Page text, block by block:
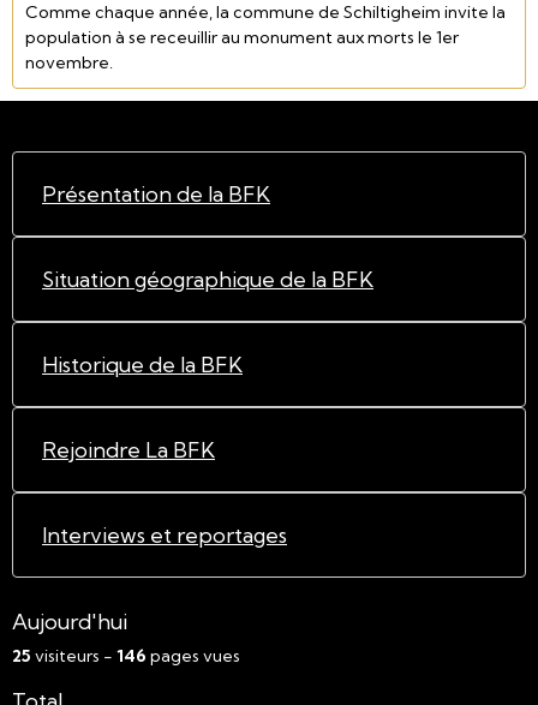
Comme chaque année, la commune de Schiltigheim invite la
population à se receuillir au monument aux morts le 1er
novembre.
Présentation de la BFK
Situation géographique de la BFK
Historique de la BFK
Rejoindre La BFK
Interviews et reportages
Aujourd'hui
25 visiteurs - 146 pages vues